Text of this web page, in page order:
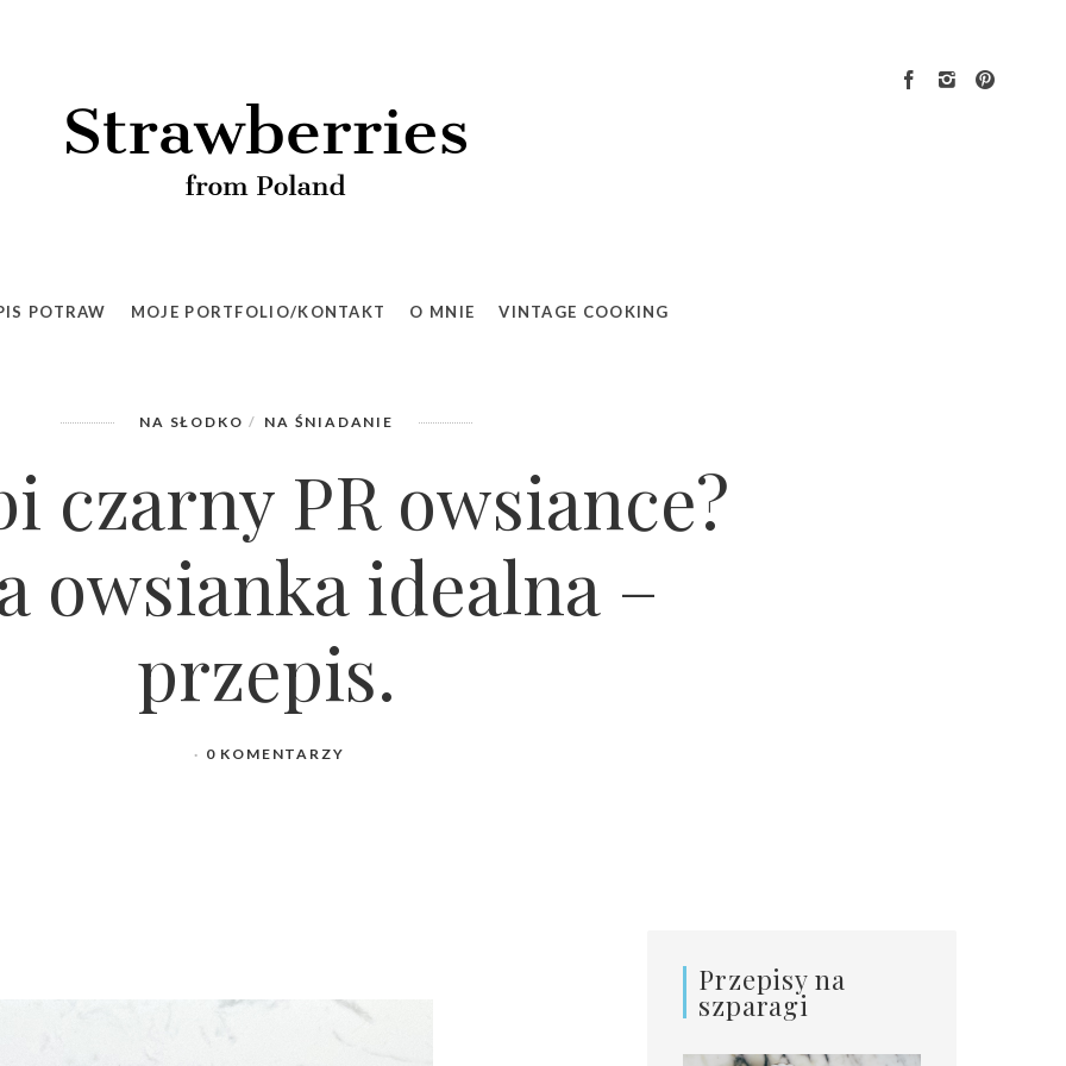
POTRAW MOJE PORTFOLIO/KONTAKT O MNIE VINTAGE COOKING
NA SŁODKO NA ŚNIADANIE
czarny PR owsiance?
owsianka idealna –
przepis.
0 KOMENTARZY
Przepisy na
szparagi